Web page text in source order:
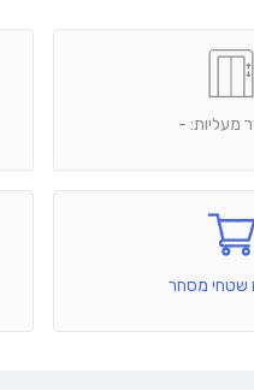
מעליות: -
שטחי מסחר